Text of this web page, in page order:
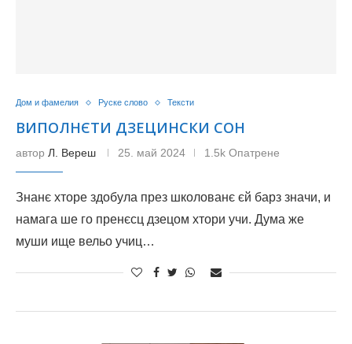
Дом и фамелия Руске слово Тексти
ВИПОЛНЄТИ ДЗЕЦИНСКИ СОН
автор Л. Вереш 25. май 2024 1.5k Опатрене
Знанє хторе здобула през школованє єй барз значи, и
намага ше го пренєсц дзецом хтори учи. Дума же
муши ище вельо учиц…